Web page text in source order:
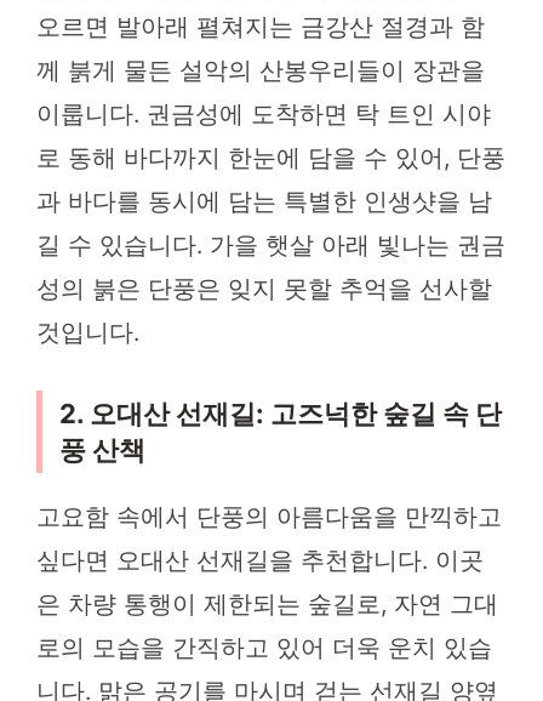
오르면 발아래 펼쳐지는 금강산 절경과 함
께 붉게 물든 설악의 산봉우리들이 장관을
이룹니다. 권금성에 도착하면 탁 트인 시야
로 동해 바다까지 한눈에 담을 수 있어, 단풍
과 바다를 동시에 담는 특별한 인생샷을 남
길 수 있습니다. 가을 햇살 아래 빛나는 권금
성의 붉은 단풍은 잊지 못할 추억을 선사할
것입니다.
2. 오대산 선재길: 고즈넉한 숲길 속 단
풍 산책
고요함 속에서 단풍의 아름다움을 만끽하고
싶다면 오대산 선재길을 추천합니다. 이곳
은 차량 통행이 제한되는 숲길로, 자연 그대
로의 모습을 간직하고 있어 더욱 운치 있습
니다. 맑은 공기를 마시며 걷는 선재길 양옆